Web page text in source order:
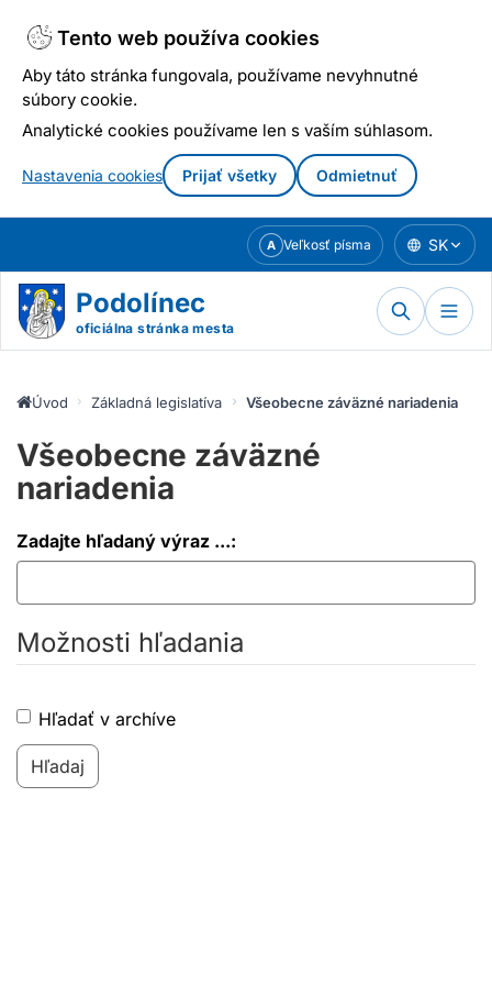
Tento web používa cookies
Aby táto stránka fungovala, používame nevyhnutné
súbory cookie.
Analytické cookies používame len s vaším súhlasom.
Nastavenia cookies Prijať všetky Odmietnuť
obsahu
A Veľkosť písma SK
Podolínec
oficiálna stránka mesta
Úvod Základná legislatíva mestaVšeobecne záväzné nariadenia
Všeobecne záväzné
nariadenia
Zadajte hľadaný výraz ...:
Možnosti hľadania
Hľadať v archíve